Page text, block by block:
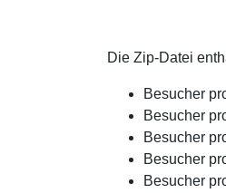
Die Zip-Datei
Besucher
Besucher
Besucher
Besucher
Besucher